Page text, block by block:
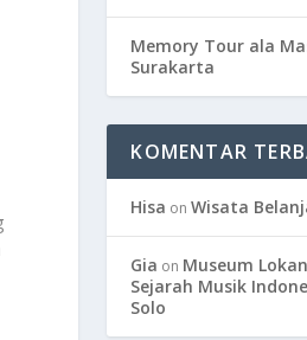
Memory Tour ala
Surakarta
KOMENTAR
Hisa onWisata
Gia on Museum
Sejarah Musik
Solo